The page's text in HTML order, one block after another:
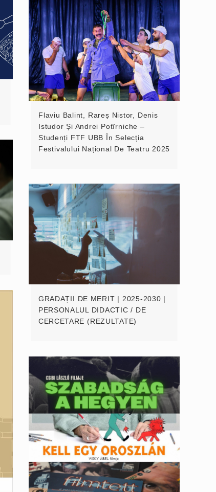
Flaviu Balint, Rareș Nistor, Denis
Istudor Și Andrei Potîrniche –
Studenți FTF UBB În Selecția
Festivalului Național De Teatru 2025
GRADAȚII DE MERIT | 2025-2030 |
PERSONALUL DIDACTIC / DE
CERCETARE (REZULTATE)